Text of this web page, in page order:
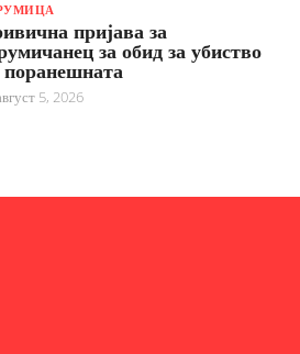
пријава за
за обид за убиство
поранешната
5, 2026